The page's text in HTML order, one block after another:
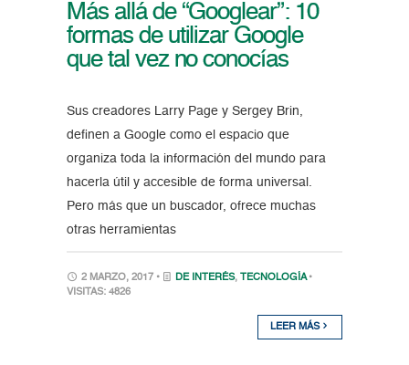
Más allá de “Googlear”: 10
formas de utilizar Google
que tal vez no conocías
Sus creadores Larry Page y Sergey Brin,
definen a Google como el espacio que
organiza toda la información del mundo para
hacerla útil y accesible de forma universal.
Pero más que un buscador, ofrece muchas
otras herramientas
2 MARZO, 2017 • DE INTERÉS, TECNOLOGÍA •
VISITAS: 4826
LEER MÁS